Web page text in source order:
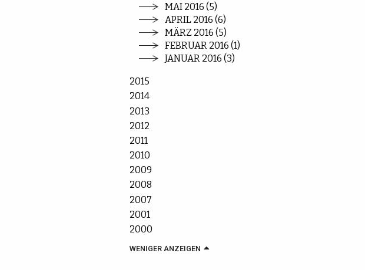
MAI 2016 (5)
APRIL 2016 (6)
MÄRZ 2016 (5)
FEBRUAR 2016 (1)
JANUAR 2016 (3)
2015
2014
2013
2012
2011
2010
2009
2008
2007
2001
2000
WENIGER ANZEIGEN